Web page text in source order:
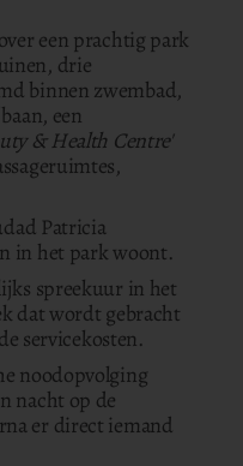
een prachtig park
drie
binnen zwembad,
een
& Health Centre'
Patricia
in het park woont.
spreekuur in het
dat wordt gebracht
servicekosten.
noodopvolging
nacht op de
er direct iemand